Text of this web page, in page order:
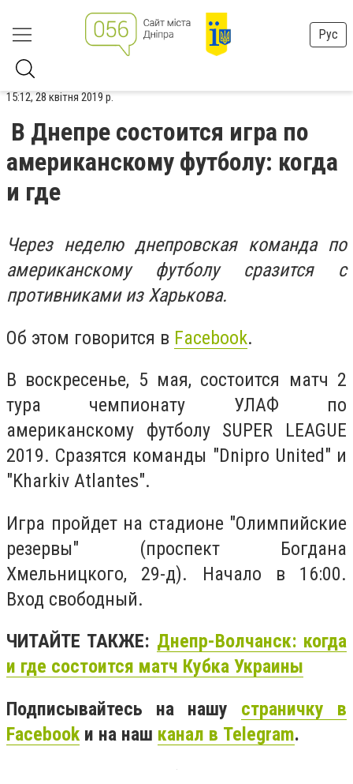
Рус
15:12, 28 квітня 2019 р.
В Днепре состоится игра по
американскому футболу: когда
и где
Через неделю днепровская команда по
американскому футболу сразится с
противниками из Харькова.
Об этом говорится в Facebook.
В воскресенье, 5 мая, состоится матч 2
тура чемпионату УЛАФ по
американскому футболу SUPER LEAGUE
2019. Сразятся команды "Dnipro United" и
"Kharkiv Atlantes".
Игра пройдет на стадионе "Олимпийские
резервы" (проспект Богдана
Хмельницкого, 29-д). Начало в 16:00.
Вход свободный.
ЧИТАЙТЕ ТАКЖЕ: Днепр-Волчанск: когда
и где состоится матч Кубка Украины
Подписывайтесь на нашу страничку в
Facebook и на наш канал в Telegram.